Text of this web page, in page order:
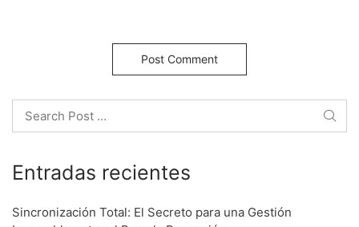
o
Entradas recientes
Sincronización Total: El Secreto para una Gestión